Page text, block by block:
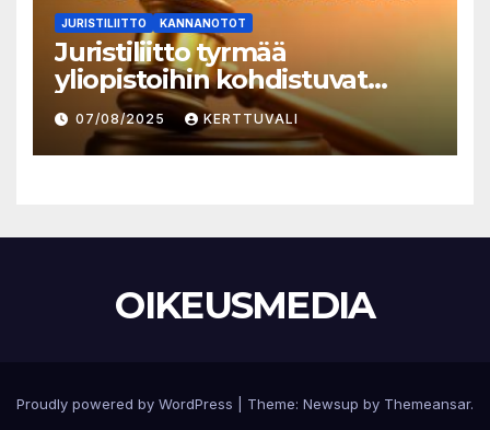
JURISTILIITTO KANNANOTOT
Juristiliitto tyrmää
yliopistoihin kohdistuvat
säästöt
07/08/2025 KERTTUVALI
OIKEUSMEDIA
Proudly powered by WordPress Theme: Newsup by Themeansar.